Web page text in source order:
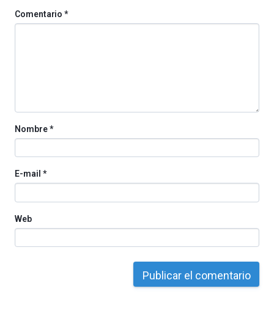
Comentario*
Nombre*
E-mail *
Web